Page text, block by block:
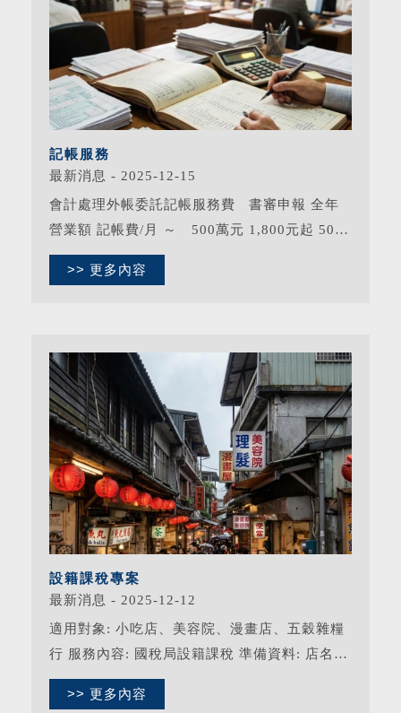
記帳服務
最新消息 - 2025-12-15
會計處理外帳委託記帳服務費 書審申報 全年
營業額 記帳費/月 ～ 500萬元 1,800元起 501
萬元 ～800萬元 2,000元起 801萬元 ～1,000萬
>> 更多內容
設籍課稅專案
最新消息 - 2025-12-12
適用對象: 小吃店、美容院、漫畫店、五穀雜糧
行 服務內容: 國稅局設籍課稅 準備資料: 店名１
個、責人身份證影本、當年度房屋稅單影本、房
屋租賃合約書影本 原價４０００ 優惠價３６５
>> 更多內容